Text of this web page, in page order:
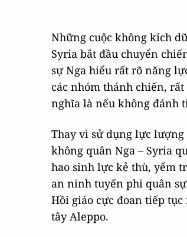
Những cuộc không kích
Syria bắt đầu chuyển
sự Nga hiểu rất rõ năng
các nhóm thánh chiến,
nghĩa là nếu không đánh
Thay vì sử dụng lực
không quân Nga – Syria
hao sinh lực kẻ thù, yểm
an ninh tuyến phi quân
Hồi giáo cực đoan tiếp
tây Aleppo.